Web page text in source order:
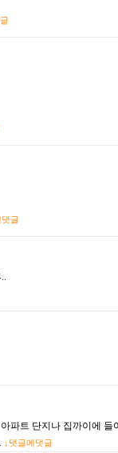
댓글
파트 단지나 집까이에
↓댓글에댓글